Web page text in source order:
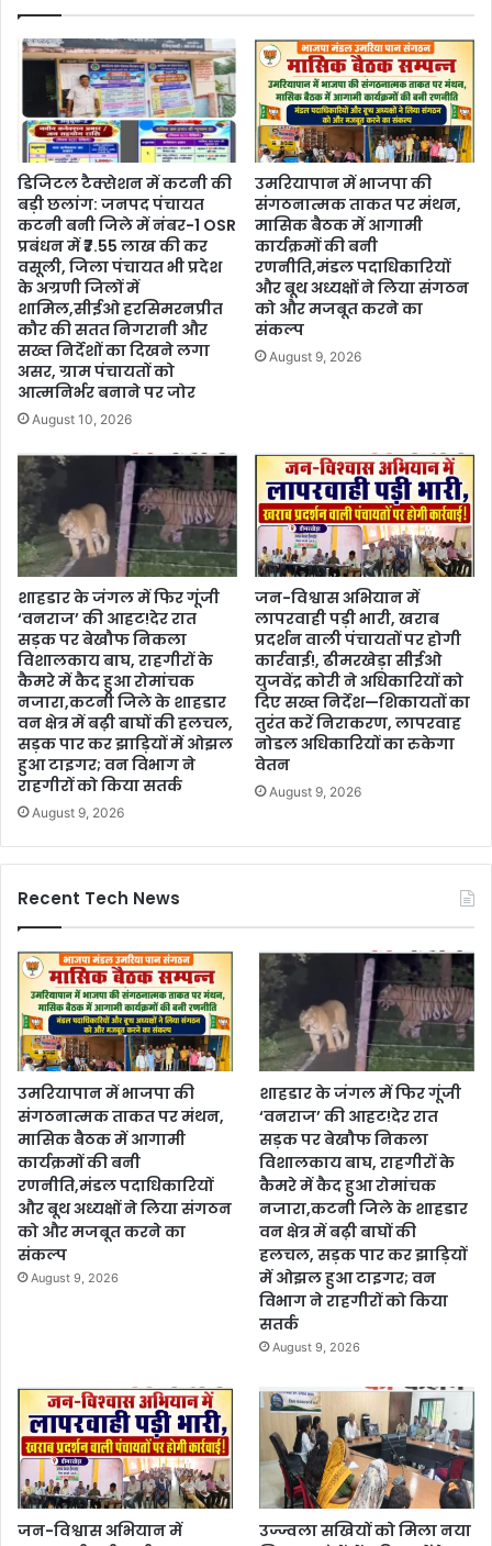
डिजिटल टैक्सेशन में कटनी की
बड़ी छलांग: जनपद पंचायत
कटनी बनी जिले में नंबर-1 OSR
प्रबंधन में ₹7.55 लाख की कर
वसूली, जिला पंचायत भी प्रदेश
के अग्रणी जिलों में
शामिल,सीईओ हरसिमरनप्रीत
कौर की सतत निगरानी और
सख्त निर्देशों का दिखने लगा
असर, ग्राम पंचायतों को
आत्मनिर्भर बनाने पर जोर
August 10, 2026
उमरियापान में भाजपा की
संगठनात्मक ताकत पर मंथन,
मासिक बैठक में आगामी
कार्यक्रमों की बनी
रणनीति,मंडल पदाधिकारियों
और बूथ अध्यक्षों ने लिया संगठन
को और मजबूत करने का
संकल्प
August 9, 2026
शाहडार के जंगल में फिर गूंजी
‘वनराज’ की आहट!देर रात
सड़क पर बेखौफ निकला
विशालकाय बाघ, राहगीरों के
कैमरे में कैद हुआ रोमांचक
नजारा,कटनी जिले के शाहडार
वन क्षेत्र में बढ़ी बाघों की हलचल,
सड़क पार कर झाड़ियों में ओझल
हुआ टाइगर; वन विभाग ने
राहगीरों को किया सतर्क
August 9, 2026
जन-विश्वास अभियान में
लापरवाही पड़ी भारी, खराब
प्रदर्शन वाली पंचायतों पर होगी
कार्रवाई!, ढीमरखेड़ा सीईओ
युजवेंद्र कोरी ने अधिकारियों को
दिए सख्त निर्देश—शिकायतों का
तुरंत करें निराकरण, लापरवाह
नोडल अधिकारियों का रुकेगा
वेतन
August 9, 2026
Recent Tech News
उमरियापान में भाजपा की
संगठनात्मक ताकत पर मंथन,
मासिक बैठक में आगामी
कार्यक्रमों की बनी
रणनीति,मंडल पदाधिकारियों
और बूथ अध्यक्षों ने लिया संगठन
को और मजबूत करने का
संकल्प
August 9, 2026
शाहडार के जंगल में फिर गूंजी
‘वनराज’ की आहट!देर रात
सड़क पर बेखौफ निकला
विशालकाय बाघ, राहगीरों के
कैमरे में कैद हुआ रोमांचक
नजारा,कटनी जिले के शाहडार
वन क्षेत्र में बढ़ी बाघों की
हलचल, सड़क पार कर झाड़ियों
में ओझल हुआ टाइगर; वन
विभाग ने राहगीरों को किया
सतर्क
August 9, 2026
जन-विश्वास अभियान में
उज्ज्वला सखियों को मिला नया